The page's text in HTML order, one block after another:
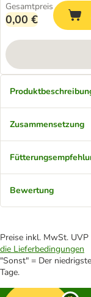
Gesamtpreis
0,00 €
Zusammensetzung
Bewertung
Preise inkl. MwSt.
die Lieferbedingungen
"Sonst" = Der
Tage.